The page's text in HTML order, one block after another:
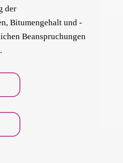
der
Bitumengehalt und -
Beanspruchungen